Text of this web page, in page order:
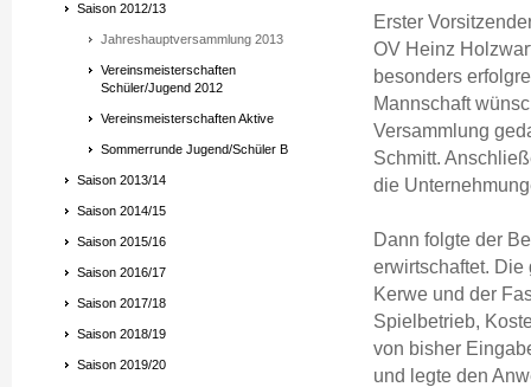
Saison 2012/13
Jahreshauptversammlung 2013
Vereinsmeisterschaften
Schüler/Jugend 2012
Vereinsmeisterschaften Aktive
Sommerrunde Jugend/Schüler B
Saison 2013/14
Saison 2014/15
Saison 2015/16
Saison 2016/17
Saison 2017/18
Saison 2018/19
Saison 2019/20
Erster
OV Heinz
besonders
Mannschaft
Versammlung
Schmitt.
die
Dann folgte der
erwirtschaftet.
Kerwe und der
Spielbetrieb,
von bisher
und legte den